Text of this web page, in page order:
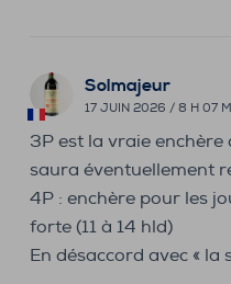
Solmajeur
17 JUIN 2026 / 8 H 07
3P est la vraie
saura éventuellement
4P : enchère pour les
forte (11 à 14 hld)
En désaccord avec « la